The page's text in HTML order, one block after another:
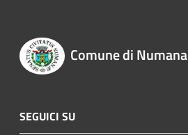
Comune di Numana
SEGUICI SU